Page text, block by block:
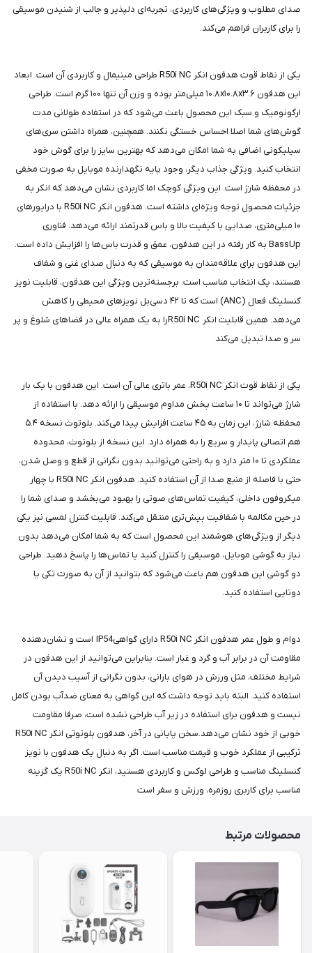
صدای مطلوب و ویژگی‌های کاربردی، تجربه‌ای دلپذیر و جالب از شنیدن موسیقی
را برای کاربران فراهم می‌کند.
یکی از نقاط قوت هدفون انکر R50i NC طراحی مینیمال و کاربردی آن است. ابعاد
این هدفون ۱۰.۸x۱۰.۸x۳.۶ میلی‌متر بوده و وزن آن تنها ۱۰۰ گرم است. طراحی
ارگونومیک و سبک این محصول باعث می‌شود که در استفاده طولانی‌ مدت
گوش‌های شما اصلا احساس خستگی نکنند. همچنین، همراه داشتن سری‌های
سیلیکونی اضافی به شما امکان می‌دهد که بهترین سایز را برای گوش خود
انتخاب کنید. ویژگی جذاب دیگر، وجود پایه نگهدارنده موبایل به صورت مخفی
در محفظه شارژ است. این ویژگی کوچک اما کاربردی نشان می‌دهد که انکر به
جزئیات محصول توجه ویژه‌ای داشته ‌است. هدفون انکر R50i NC با درایورهای
۱۰ میلی‌متری، صدایی با کیفیت بالا و باس قدرتمند ارائه می‌دهد. فناوری
BassUp به کار رفته در این هدفون، عمق و قدرت باس‌ها را افزایش داده است.
این هدفون برای علاقه‌مندان به موسیقی که به دنبال صدای غنی و شفاف
هستند، یک انتخاب مناسب است. برجسته‌ترین ویژگی این هدفون، قابلیت نویز
کنسلینگ فعال (ANC) است که تا ۴۲ دسی‌بل نویزهای محیطی را کاهش
می‌دهد. همین قابلیت انکر R50i NCرا به یک همراه عالی در فضاهای شلوغ و پر
سر و صدا تبدیل می‌کند
یکی از نقاط قوت انکر R50i NC، عمر باتری عالی آن است. این هدفون با یک بار
شارژ می‌تواند تا ۱۰ ساعت پخش مداوم موسیقی را ارائه دهد. با استفاده از
محفظه شارژ، این زمان به ۴۵ ساعت افزایش پیدا می‌کند. بلوتوث نسخه ۵.۴
هم اتصالی پایدار و سریع را به همراه دارد. این نسخه از بلوتوث، محدوده
عملکردی تا ۱۰ متر دارد و به راحتی می‌توانید بدون نگرانی از قطع و وصل شدن،
حتی با فاصله از منبع صدا از آن استفاده کنید. هدفون انکر R50i NC با چهار
میکروفون داخلی، کیفیت تماس‌های صوتی را بهبود می‌بخشد و صدای شما را
در حین مکالمه با شفافیت بیش‌تری منتقل می‌کند. قابلیت کنترل لمسی نیز یکی
دیگر از ویژگی‌های هوشمند این محصول است که به شما امکان می‌دهد بدون
نیاز به گوشی موبایل، موسیقی را کنترل کنید یا تماس‌ها را پاسخ دهید. طراحی
دو گوشی این هدفون هم باعث می‌شود که بتوانید از آن به صورت تکی یا
دوتایی استفاده کنید.
دوام و طول عمر هدفون انکر R50i NC دارای گواهیIP54 است و نشان‌دهنده
مقاومت آن در برابر آب و گرد و غبار است. بنابراین می‌توانید از این هدفون در
شرایط مختلف، مثل ورزش در هوای بارانی، بدون نگرانی از آسیب دیدن آن
استفاده کنید. البته باید توجه داشت که این گواهی به معنای ضدآب بودن کامل
نیست و هدفون برای استفاده در زیر آب طراحی نشده است، صرفا مقاومت
خوبی از خود نشان می‌دهد.سخن پایانی در آخر، هدفون بلوتوثی انکر R50i NC
ترکیبی از عملکرد خوب و قیمت مناسب است. اگر به دنبال یک هدفون با نویز
کنسلینگ مناسب و طراحی لوکس و کاربردی هستید، انکر R50i NC یک گزینه
مناسب برای کاربری روزمره، ورزش و سفر است
محصولات مرتبط